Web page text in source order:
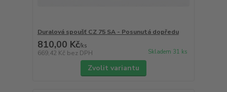
Duralová spoušť CZ 75 SA - Posunutá dopředu
810,00 Kč/ks
669,42 Kč bez DPH Skladem 31 ks
Zvolit variantu